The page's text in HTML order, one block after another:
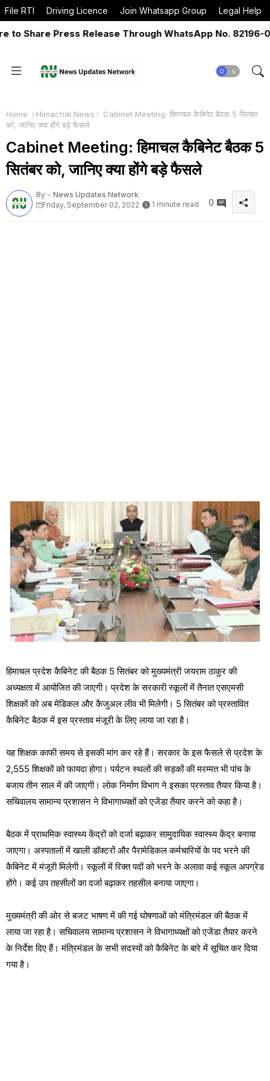
File RTI Driving Licence Join Whatsapp Group Legal Help
Press Release Through WhatsApp No. 82196-
Home Himachal News
Cabinet Meeting: हिमाचल कैबिनेट बैठक 5 सितंबर
को, जानिए क्या होंगे बड़े फैसले
Cabinet Meeting: हिमाचल कैबिनेट बैठक 5
सितंबर को, जानिए क्या होंगे बड़े फैसले
By - News Updates Network
Friday, September 02, 2022
1 minute read 0
हिमाचल प्रदेश कैबिनेट की बैठक 5 सितंबर को मुख्यमंत्री जयराम ठाकुर की
अध्यक्षता में आयोजित की जाएगी। प्रदेश के सरकारी स्कूलों में तैनात एसएमसी
शिक्षकों को अब मेडिकल और कैजुअल लीव भी मिलेगी। 5 सितंबर को प्रस्तावित
कैबिनेट बैठक में इस प्रस्ताव मंजूरी के लिए लाया जा रहा है।
यह शिक्षक काफी समय से इसकी मांग कर रहे हैं। सरकार के इस फैसले से प्रदेश के
2,555 शिक्षकों को फायदा होगा। पर्यटन स्थलों की सड़कों की मरम्मत भी पांच के
बजाय तीन साल में की जाएगी। लोक निर्माण विभाग ने इसका प्रस्ताव तैयार किया है।
सचिवालय सामान्य प्रशासन ने विभागाध्यक्षों को एजेंडा तैयार करने को कहा है।
बैठक में प्राथमिक स्वास्थ्य केंद्रों को दर्जा बढ़ाकर सामुदायिक स्वास्थ्य केंद्र बनाया
जाएगा। अस्पतालों में खाली डॉक्टरों और पैरामेडिकल कर्मचारियों के पद भरने की
कैबिनेट में मंजूरी मिलेगी। स्कूलों में रिक्त पदों को भरने के अलावा कई स्कूल अपग्रेड
होंगे। कई उप तहसीलों का दर्जा बढ़ाकर तहसील बनाया जाएगा।
मुख्यमंत्री की ओर से बजट भाषण में की गई घोषणाओं को मंत्रिमंडल की बैठक में
लाया जा रहा है। सचिवालय सामान्य प्रशासन ने विभागाध्यक्षों को एजेंडा तैयार करने
के निर्देश दिए हैं। मंत्रिमंडल के सभी सदस्यों को कैबिनेट के बारे में सूचित कर दिया
गया है।